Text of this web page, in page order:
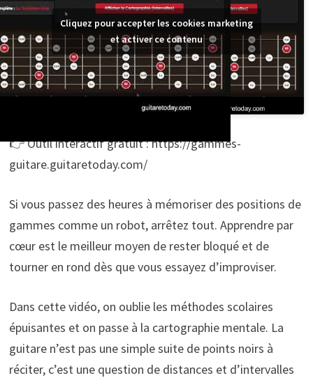
Cliquez pour accepter les cookies marketing
et activer ce contenu
👉 Outil interactif gratuit : https://gammes-
guitare.guitaretoday.com/
Si vous passez des heures à mémoriser des positions de
gammes comme un robot, arrêtez tout. Apprendre par
cœur est le meilleur moyen de rester bloqué et de
tourner en rond dès que vous essayez d’improviser.
Dans cette vidéo, on oublie les méthodes scolaires
épuisantes et on passe à la cartographie mentale. La
guitare n’est pas une simple suite de points noirs à
réciter, c’est une question de distances et d’intervalles